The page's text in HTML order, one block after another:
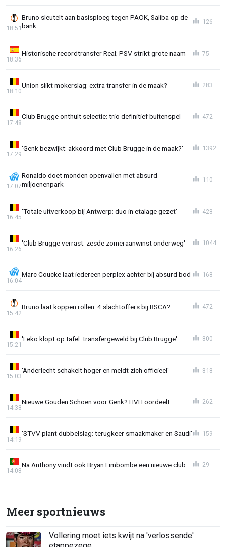
Bruno sleutelt aan basisploeg tegen PAOK, Saliba op de
bank
18:51
126
Historische recordtransfer Real; PSV strikt grote naam
18:36
75
Union slikt mokerslag: extra transfer in de maak?
18:10
283
Club Brugge onthult selectie: trio definitief buitenspel
17:48
472
'Genk bezwijkt: akkoord met Club Brugge in de maak?'
17:29
1392
Ronaldo doet monden openvallen met absurd
miljoenenpark
17:07
110
'Totale uitverkoop bij Antwerp: duo in etalage gezet'
16:45
428
'Club Brugge verrast: zesde zomeraanwinst onderweg'
16:26
1044
Marc Coucke laat iedereen perplex achter bij absurd bod
16:04
168
Bruno laat koppen rollen: 4 slachtoffers bij RSCA?
15:42
472
'Leko klopt op tafel: transfergeweld bij Club Brugge'
15:21
800
'Anderlecht schakelt hoger en meldt zich officieel'
15:03
818
Nieuwe Gouden Schoen voor Genk? HVH oordeelt
14:38
262
'STVV plant dubbelslag: terugkeer smaakmaker en Saudi'
14:19
159
Na Anthony vindt ook Bryan Limbombe een nieuwe club
14:03
29
Meer sportnieuws
Vollering moet iets kwijt na 'verlossende'